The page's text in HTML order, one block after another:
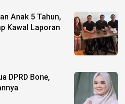
Anak 5 Tahun,
Kawal Laporan
DPRD Bone,